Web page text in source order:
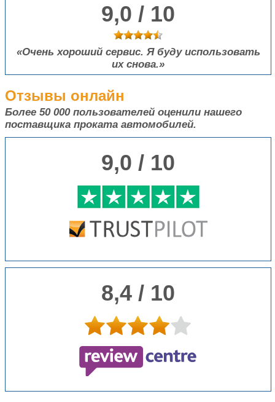
9,0 / 10
Очень хороший сервис. Я буду использовать
их снова.
Отзывы онлайн
Более 50 000пользователей оценили нашего
поставщика проката автомобилей.
9,0 / 10
8,4 / 10